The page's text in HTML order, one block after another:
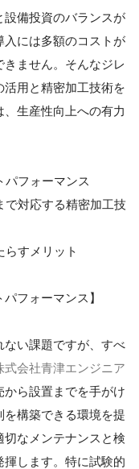
備投資のバランスが
には多額のコストが
ません。そんなジレ
用と精密加工技術を
生産性向上への有力
パフォーマンス
で対応する精密加工技
らすメリット
フォーマンス】
い課題ですが、すべ
式会社青津エンジニア
ら設置までを手がけ
構築できる環境を提
なメンテナンスと検
します。特に試験的